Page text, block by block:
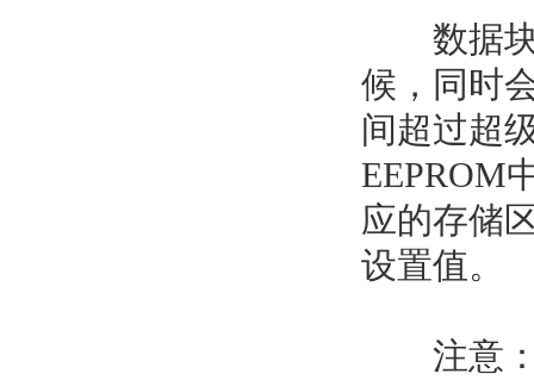
数据块
候，同时
间超过超
EEPROM
应的存储
设置值。
注意：